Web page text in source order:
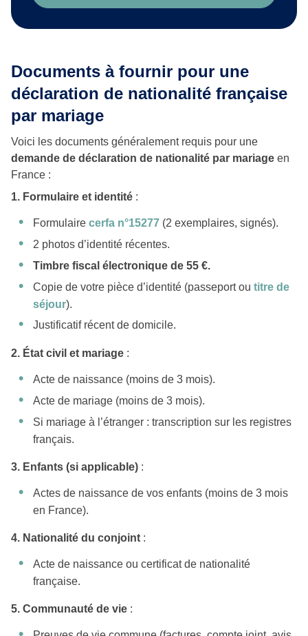
Documents à fournir pour une
déclaration de nationalité française
par mariage
Voici les documents généralement requis pour une
demande de déclaration de nationalité par mariage en
France :
1. Formulaire et identité :
Formulaire cerfa n°15277 (2 exemplaires, signés).
2 photos d’identité récentes.
Timbre fiscal électronique de 55 €.
Copie de votre pièce d’identité (passeport ou titre de
séjour).
Justificatif récent de domicile.
2. État civil et mariage :
Acte de naissance (moins de 3 mois).
Acte de mariage (moins de 3 mois).
Si mariage à l’étranger : transcription sur les registres
français.
3. Enfants (si applicable) :
Actes de naissance de vos enfants (moins de 3 mois
en France).
4. Nationalité du conjoint :
Acte de naissance ou certificat de nationalité
française.
5. Communauté de vie :